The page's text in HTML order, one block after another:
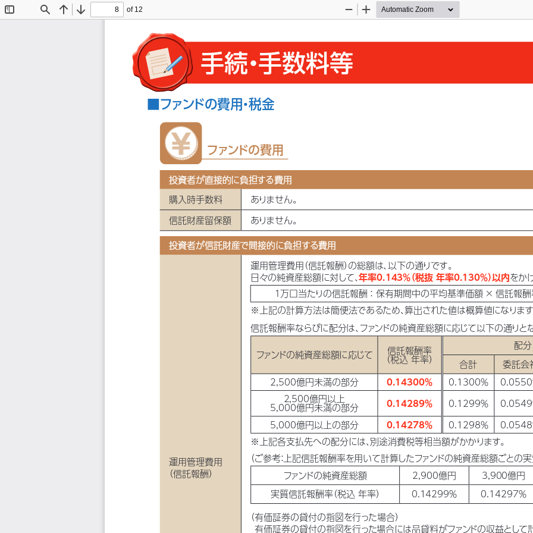
Find Previous
Next
of 12
Zoom
Zoom
■ファンドの費用・税金
ファンドの費用
投資者が直接的に負担する費用
投資者が直接的に負担する費用
購入時手数料
ありません。
信託財産留保額 ありません。
投資者が信託財産で間接的に負担する費用
投資者が信託財産で間接的に負担する費用
運用管理費用
（信託報酬）
運用管理費用（信託報酬）の総額は、以下の通りです。
日々の純資産総額に対して、年率0.143％（税抜 年率0.130％）以内をか
１万口当たりの信託報酬：保有期間中の平均基準価額 × 信託報
※上記の計算方法は簡便法であるため、算出された値は概算値になります
信託報酬率ならびに配分は、ファンドの純資産総額に応じて以下の通りとな
ファンドの純資産総額に応じて
信託報酬率
（税込 年率）
配分
合計
委託会
2,500億円未満の部分
0.14300％ 0.1300％ 0.0550
2,500億円以上
5,000億円未満の部分
0.14289％ 0.1299％ 0.0549
5,000億円以上の部分 0.14278％ 0.1298％ 0.0548
※上記各支払先への配分には、別途消費税等相当額がかかります。
（ご参考：上記信託報酬率を用いて計算したファンドの純資産総額ごとの
ファンドの純資産総額 2,900億円 3,900億円
実質信託報酬率（税込 年率） 0.14299％ 0.14297％
（有価証券の貸付の指図を行った場合）
有価証券の貸付の指図を行った場合には品貸料がファンドの収益として
手続・手数料等